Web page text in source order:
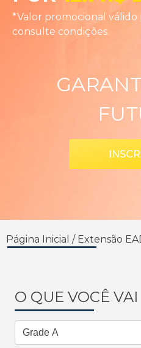
*Valor promocional
consulte condições.
Página Inicial / Extensão
O QUE VOCÊ VAI